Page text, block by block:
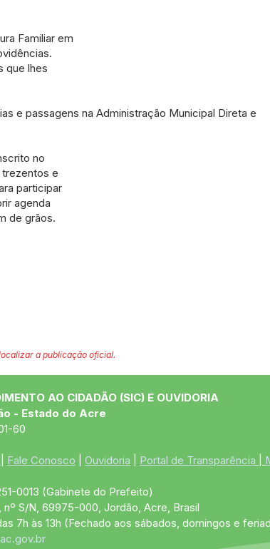
Familiar em
que lhes
e passagens na Administração Municipal Direta e
no
trezentos e
participar
agenda
de grãos.
a publicação oficial.
AO CIDADÃO (SIC) E OUVIDORIA
- Estado do Acre
60
Fale Conosco Ouvidoria Portal de Transparência
0013 (Gabinete do Prefeito)
nº S/N, 69975-000, Jordão, Acre, Brasil
7h às 13h (Fechado aos sábados, domingos e